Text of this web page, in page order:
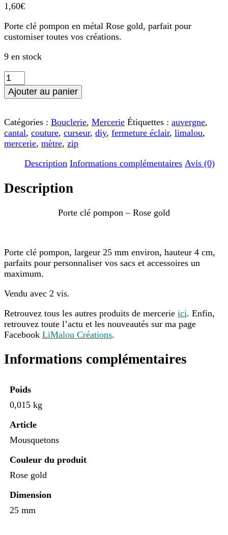
1,60€
Porte clé pompon en métal Rose gold, parfait pour
customiser toutes vos créations.
9 en stock
quantité
de
Porte
pompon
-
Rose
gold
Ajouter au panier
Catégories : Bouclerie, Mercerie Étiquettes : auvergne,
cantal, couture, curseur, diy, fermeture éclair, limalou,
mercerie, mètre, zip
Description Informations complémentaires Avis (0)
Description
Porte clé pompon – Rose gold
Porte clé pompon, largeur 25 mm environ, hauteur 4 cm,
parfaits pour personnaliser vos sacs et accessoires un
maximum.
Vendu avec 2 vis.
Retrouvez tous les autres produits de mercerie ici. Enfin,
retrouvez toute l’actu et les nouveautés sur ma page
Facebook LiMalou Créations.
Informations complémentaires
Poids
0,015 kg
Article
Mousquetons
Couleur du produit
Rose gold
Dimension
25 mm